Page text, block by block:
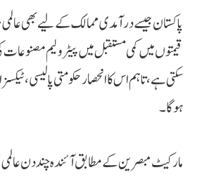
پاکستان جیسے درآمدی ممالک کے لیے بھی
قیمتوں میں کمی مستقبل میں پیٹرولیم مصنوعات
سکتی ہے، تاہم اس کا انحصار حکومتی پالیسی،
ہوگا۔
مارکیٹ مبصرین کے مطابق آئندہ چند دن